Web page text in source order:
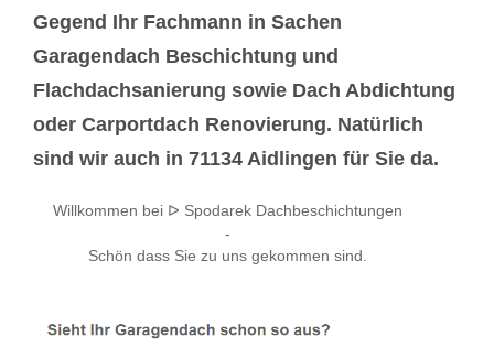
Gegend Ihr Fachmann in Sachen
Garagendach Beschichtung und
Flachdachsanierung sowie Dach Abdichtung
oder Carportdach Renovierung. Natürlich
sind wir auch in 71134 Aidlingen für Sie da.
Willkommen bei ᐅ Spodarek Dachbeschichtungen
-
Schön dass Sie zu uns gekommen sind.